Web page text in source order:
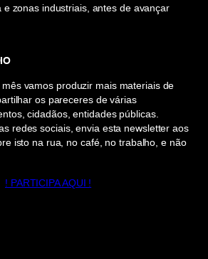
e zonas industriais, antes de avançar
vamos produzir mais materiais de
os pareceres de várias
cidadãos, entidades públicas.
redes sociais, envia esta newsletter aos
isto na rua, no café, no trabalho, e não
! PARTICIPA AQUI !